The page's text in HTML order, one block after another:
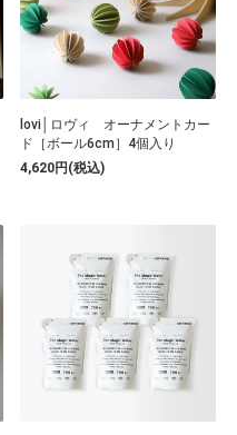
lovi│ロヴィ オーナメントカー
ド［ボール6cm］4個入り
4,620円(税込)